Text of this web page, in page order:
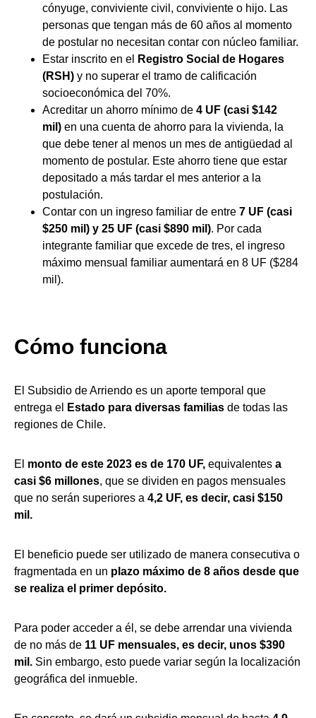
cónyuge, conviviente civil, conviviente o hijo. Las
personas que tengan más de 60 años al momento
de postular no necesitan contar con núcleo familiar.
Estar inscrito en el
Registro Social de Hogares
(RSH) y no superar el tramo de calificación
socioeconómica del 70%.
Acreditar un ahorro mínimo de 4 UF (casi $142
mil) en una cuenta de ahorro para la vivienda, la
que debe tener al menos un mes de antigüedad al
momento de postular. Este ahorro tiene que estar
depositado a más tardar el mes anterior a la
postulación.
Contar con un ingreso familiar de entre 7 UF (casi
$250 mil) y 25 UF (casi $890 mil). Por cada
integrante familiar que excede de tres, el ingreso
máximo mensual familiar aumentará en 8 UF ($284
mil).
Cómo funciona
El Subsidio de Arriendo es un aporte temporal que
entrega el
Estado para diversas familias de todas las
regiones de Chile.
El monto de este 2023 es de 170 UF, equivalentes a
casi $6 millones, que se dividen en pagos mensuales
que no serán superiores a 4,2 UF, es decir, casi $150
mil.
El beneficio puede ser utilizado de manera consecutiva o
fragmentada en un plazo máximo de 8 años desde que
se realiza el primer depósito.
Para poder acceder a él, se debe arrendar una vivienda
de no más de 11 UF mensuales, es decir, unos $390
mil. Sin embargo, esto puede variar según la localización
geográfica del inmueble.